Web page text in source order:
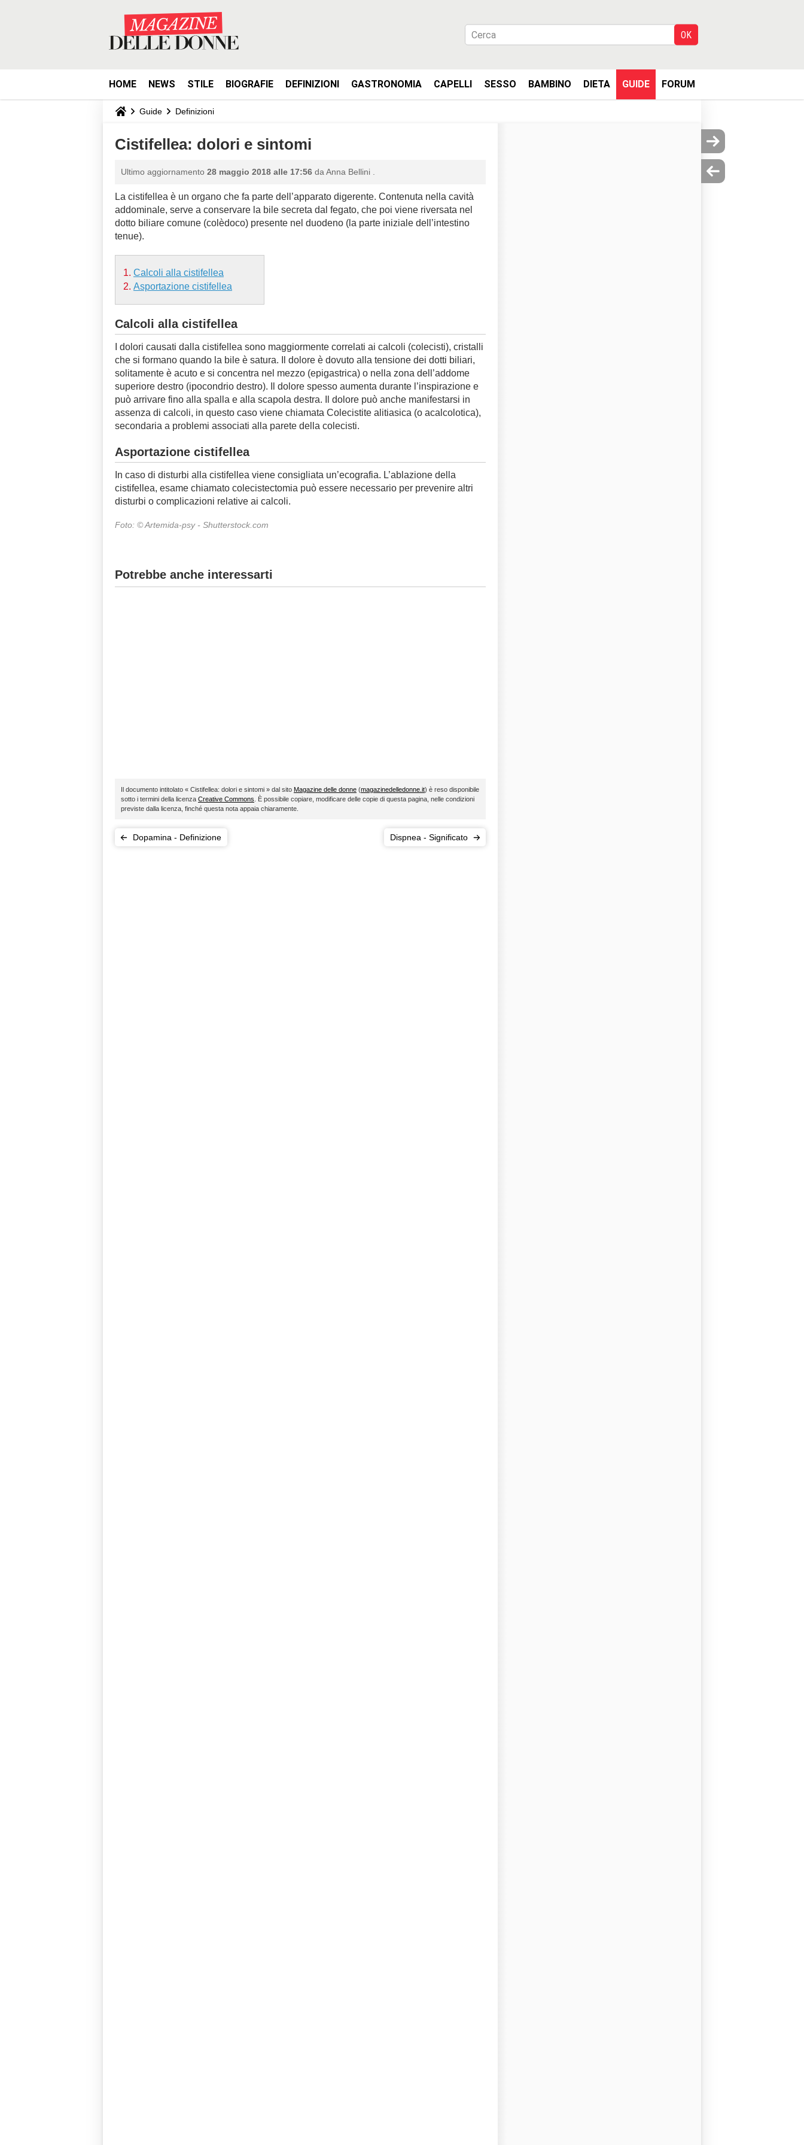
HOME NEWS STILE BIOGRAFIE DEFINIZIONI GASTRONOMIA CAPELLI SESSO BAMBINO DIETA GUIDE FORUM
Guide Definizioni
Cistifellea: dolori e sintomi
Ultimo aggiornamento 28 maggio 2018 alle 17:56 da Anna Bellini
La cistifellea è un organo che fa parte dell’apparato digerente. Contenuta nella cavità
addominale, serve a conservare la bile secreta dal fegato, che poi viene riversata nel
dotto biliare comune (colèdoco) presente nel duodeno (la parte iniziale dell’intestino
tenue).
Calcoli alla cistifellea
Asportazione cistifellea
Calcoli alla cistifellea
I dolori causati dalla cistifellea sono maggiormente correlati ai calcoli (colecisti), cristalli
che si formano quando la bile è satura. Il dolore è dovuto alla tensione dei dotti biliari,
solitamente è acuto e si concentra nel mezzo (epigastrica) o nella zona dell’addome
superiore destro (ipocondrio destro). Il dolore spesso aumenta durante l’inspirazione e
può arrivare fino alla spalla e alla scapola destra. Il dolore può anche manifestarsi in
assenza di calcoli, in questo caso viene chiamata Colecistite alitiasica (o acalcolotica),
secondaria a problemi associati alla parete della colecisti.
Asportazione cistifellea
In caso di disturbi alla cistifellea viene consigliata un’ecografia. L’ablazione della
cistifellea, esame chiamato colecistectomia può essere necessario per prevenire altri
disturbi o complicazioni relative ai calcoli.
Foto: © Artemida-psy - Shutterstock.com
Potrebbe anche interessarti
Il documento intitolato « Cistifellea: dolori e sintomi » dal sito Magazine delle donne (magazinedelledonne.it) è reso disponibile
sotto i termini della licenza Creative Commons . È possibile copiare, modificare delle copie di questa pagina, nelle condizioni
previste dalla licenza, finché questa nota appaia chiaramente.
Dopamina - Definizione Dispnea - Significato